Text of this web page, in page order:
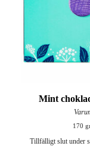
Mint
170
Tillfälligt slut under